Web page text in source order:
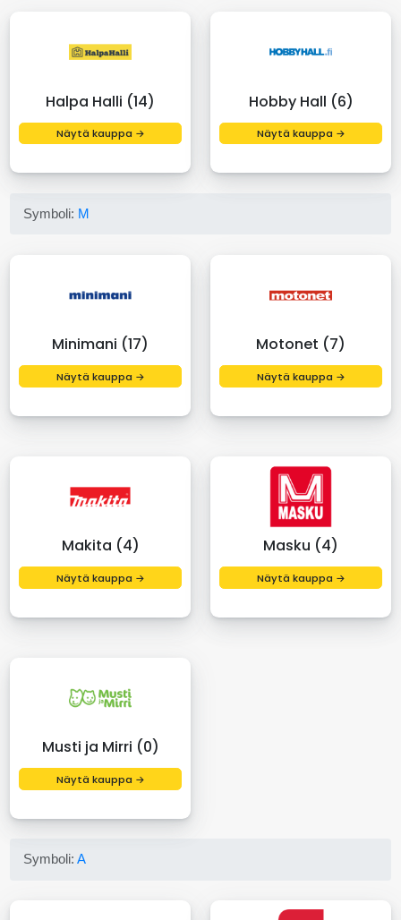
Halpa Halli (14)
Näytä kauppa →
Hobby Hall (6)
Näytä kauppa →
Symboli: M
Minimani (17)
Näytä kauppa →
Motonet (7)
Näytä kauppa →
Makita (4)
Näytä kauppa →
Masku (4)
Näytä kauppa →
Musti ja Mirri (0)
Näytä kauppa →
Symboli:A